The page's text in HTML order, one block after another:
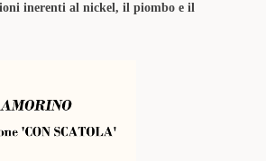
inerenti al nickel, il piombo e il